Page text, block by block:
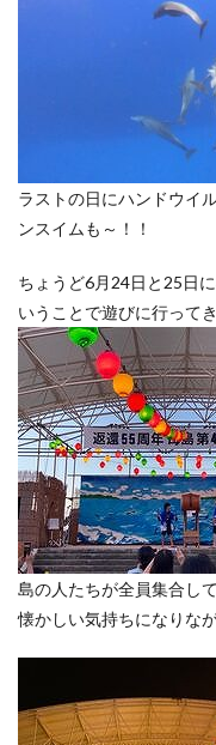
ラストの日にハンドウイ
ンスイムも～！！
ちょうど6月24日と25日
いうことで遊びに行ってき
島の人たちが全員集合し
懐かしい気持ちになりな